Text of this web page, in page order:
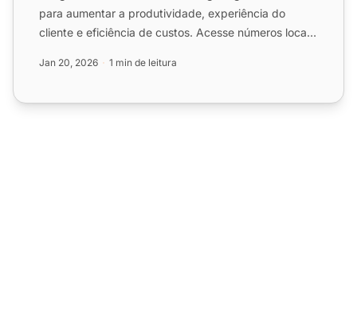
para aumentar a produtividade, experiência do
cliente e eficiência de custos. Acesse números locais
Jan 20, 2026 1 min de leitura